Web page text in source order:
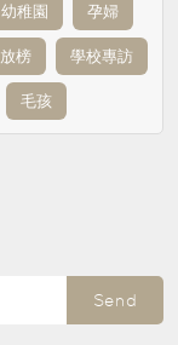
幼稚園 孕婦
榜 學校專訪
毛孩
Send